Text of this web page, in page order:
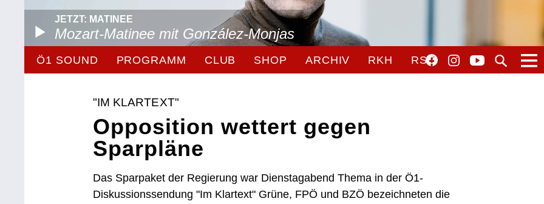
JETZT: MATINEE
Mozart-Matinee mit González-Monjas
Ö1 SOUND PROGRAMM CLUB SHOP ARCHIV RKH RSO
"IM KLARTEXT"
Opposition wettert gegen
Sparpläne
Das Sparpaket der Regierung war Dienstagabend Thema in der Ö1-
Diskussionssendung "Im Klartext" Grüne, FPÖ und BZÖ bezeichneten die